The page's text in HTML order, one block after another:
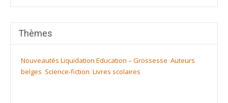
Thèmes
Nouveautés Liquidation Education – Grossesse Auteurs
belges Science-fiction Livres scolaires